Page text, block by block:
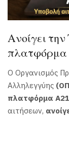
Ανοίγει
πλατφόρμα
Ο Οργανισμός
Αλληλεγγύης
πλατφόρμα Α21
αιτήσεων,